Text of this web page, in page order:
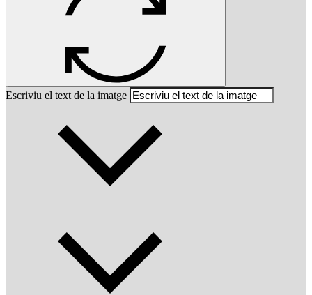
Escriviu el text de la imatge